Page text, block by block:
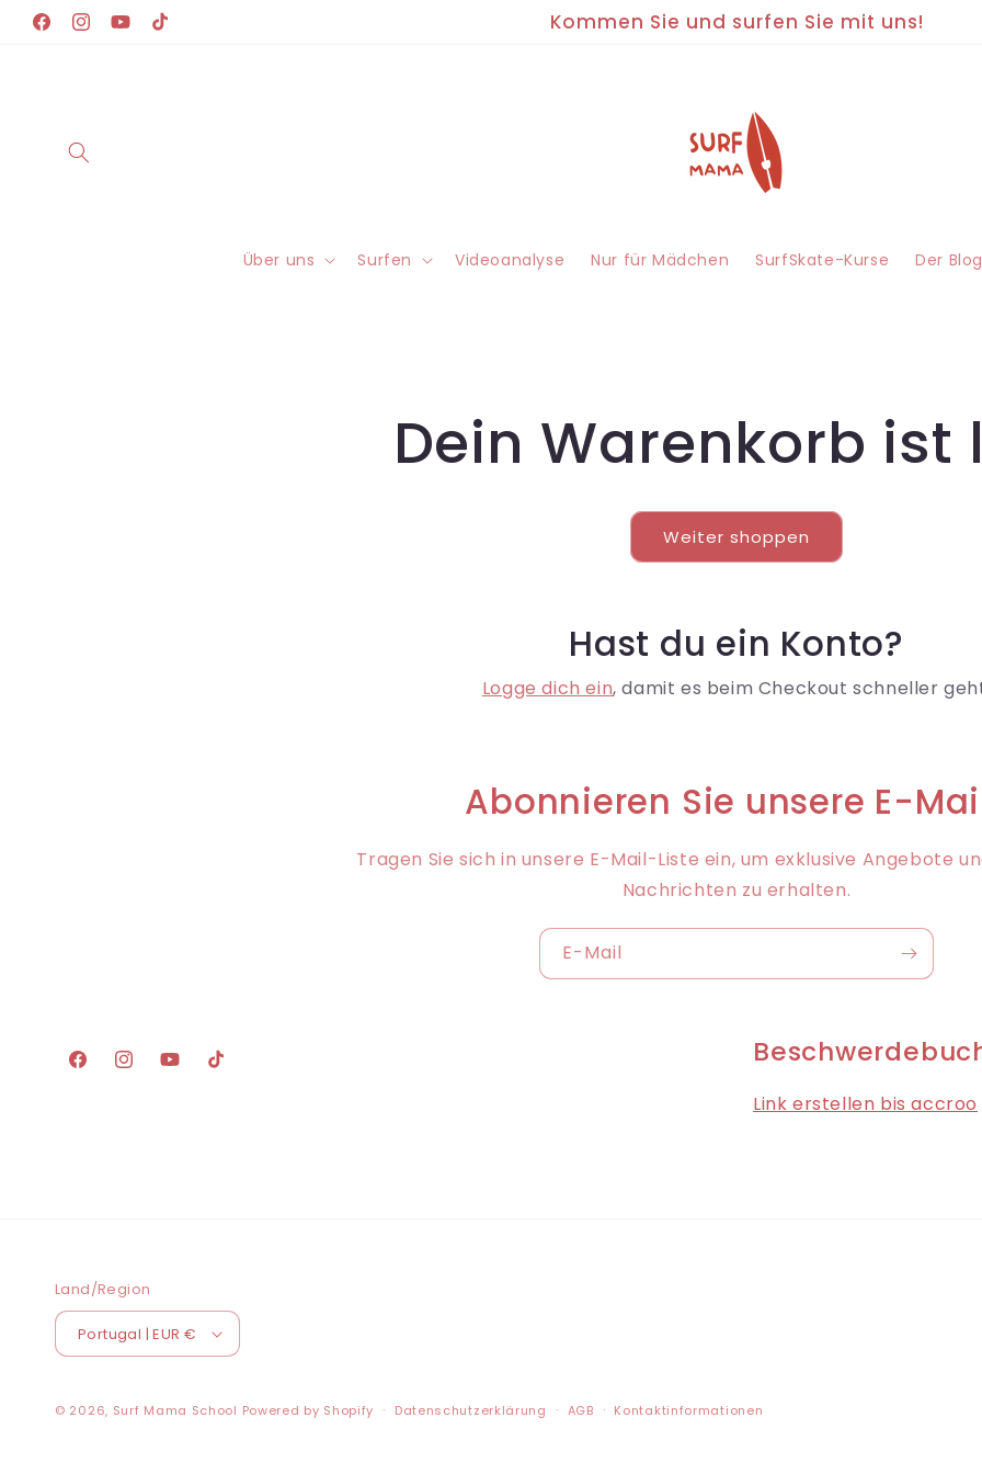
zum
FacebookInstagram
YouTubeTikTok Kommen Sie und surfen Sie mit uns!
Über uns Surfen Videoanalyse Nur für Mädchen SurfSkate-Kurse Der Blog
Dein Warenkorb ist
Weiter shoppen
Hast du ein Konto?
Logge dich ein, damit es beim Checkout schneller
Abonnieren Sie unsere E-
Tragen Sie sich in unsere E-Mail-Liste ein, um exklusive Angebote
Nachrichten zu erhalten.
E-Mail
FacebookInstagramYouTubeTikTok
Link erstellen bis accroo
Land/Region
Portugal | EUR €
© 2026, Surf Mama School Powered by Shopify Datenschutzerklärung AGB
Kontaktinformationen